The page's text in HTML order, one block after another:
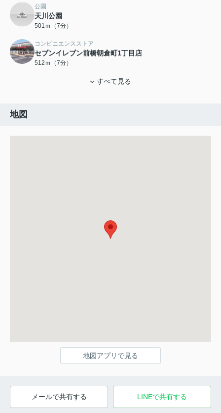
公園
天川公園
501ｍ（7分）
コンビニエンスストア
セブンイレブン前橋朝倉町1丁目店
512ｍ（7分）
すべて見る
地図
地図アプリで見る
メールで共有する LINEで共有する